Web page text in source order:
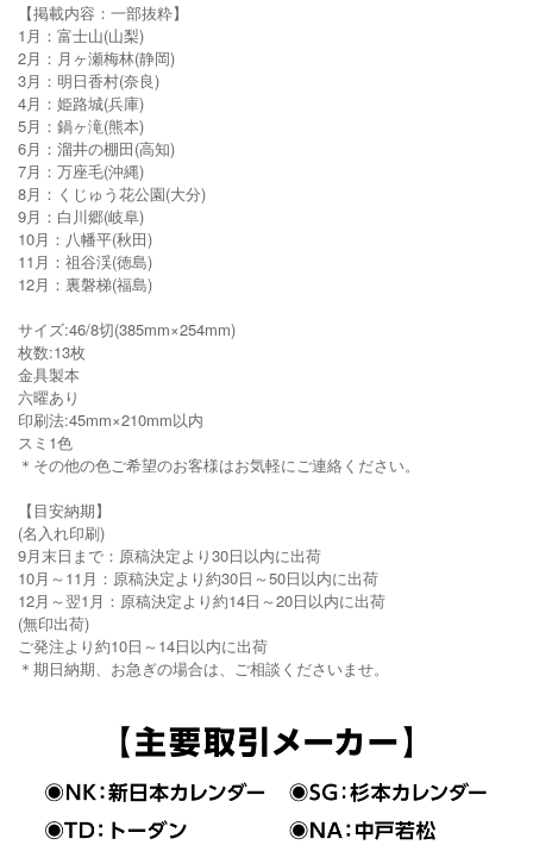
【掲載内容：一部抜粋】
1月：富士山(山梨)
2月：月ヶ瀬梅林(静岡)
3月：明日香村(奈良)
4月：姫路城(兵庫)
5月：鍋ヶ滝(熊本)
6月：溜井の棚田(高知)
7月：万座毛(沖縄)
8月：くじゅう花公園(大分)
9月：白川郷(岐阜)
10月：八幡平(秋田)
11月：祖谷渓(徳島)
12月：裏磐梯(福島)
サイズ:46/8切(385mm×254mm)
枚数:13枚
金具製本
六曜あり
印刷法:45mm×210mm以内
スミ1色
＊その他の色ご希望のお客様はお気軽にご連絡ください。
【目安納期】
(名入れ印刷)
9月末日まで：原稿決定より30日以内に出荷
10月～11月：原稿決定より約30日～50日以内に出荷
12月～翌1月：原稿決定より約14日～20日以内に出荷
(無印出荷)
ご発注より約10日～14日以内に出荷
＊期日納期、お急ぎの場合は、ご相談くださいませ。